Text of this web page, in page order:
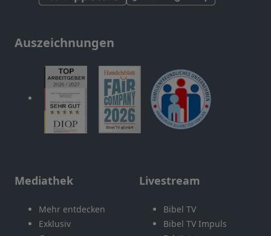
Auszeichnungen
Mediathek
Mehr entdecken
Exklusiv
Livestream
Bibel TV
Bibel TV Impuls